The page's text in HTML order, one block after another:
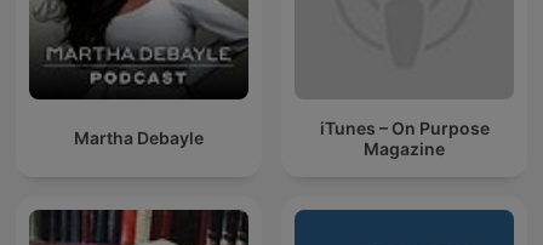
Martha Debayle
iTunes – On Purpose
Magazine